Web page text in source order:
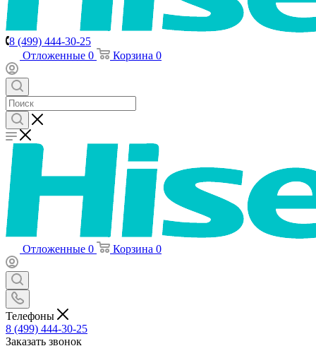
8 (499) 444-30-25
Отложенные 0 Корзина 0
Отложенные 0 Корзина 0
Телефоны
8 (499) 444-30-25
Заказать звонок